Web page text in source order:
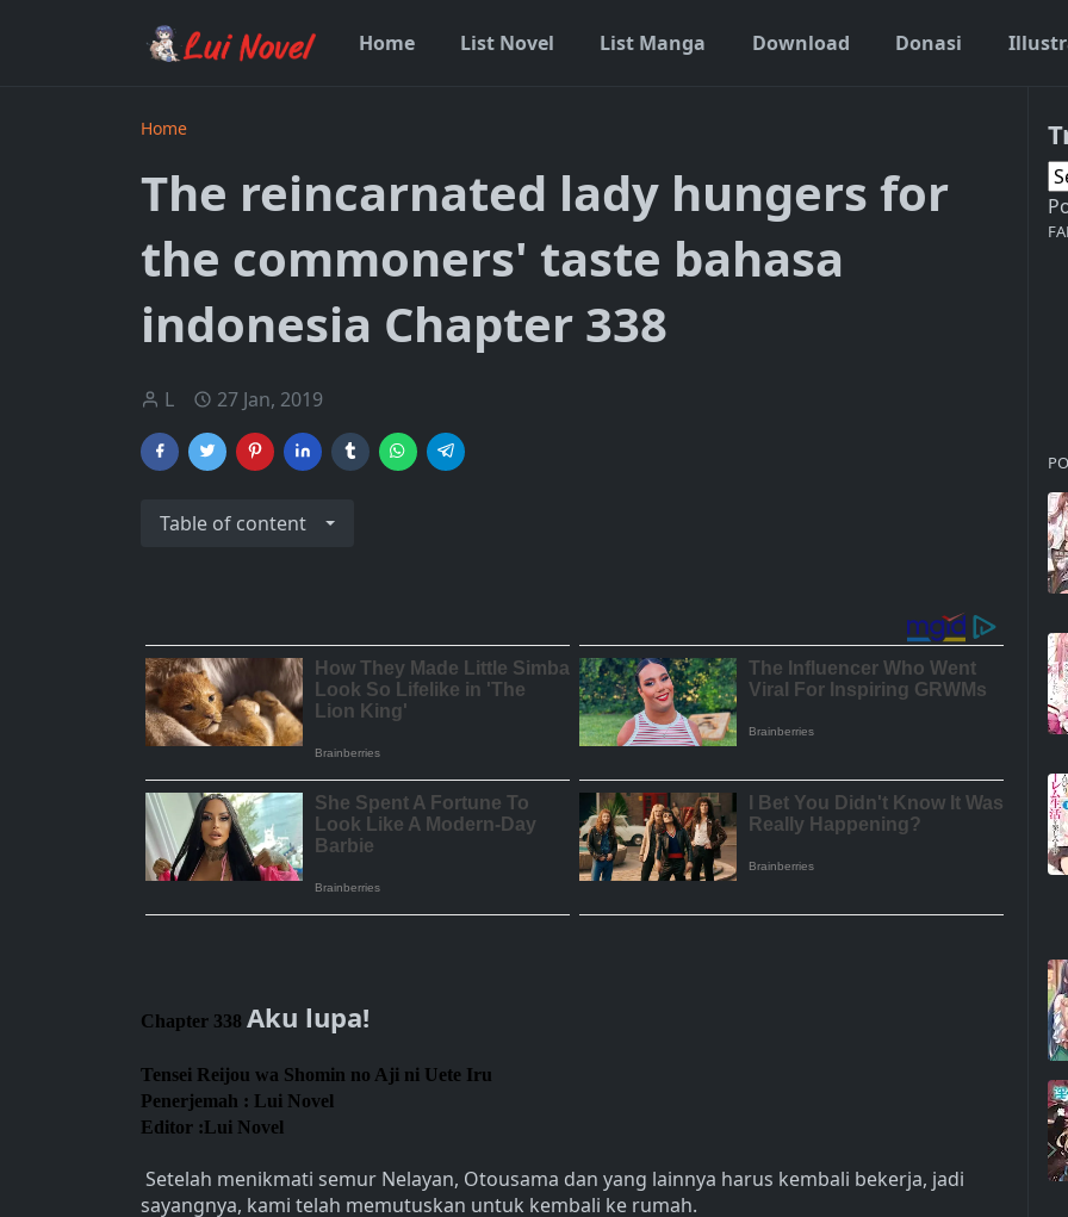
Home List Novel List Manga Download Donasi
Home
The reincarnated lady hungers for
the commoners' taste bahasa
indonesia Chapter 338
L 27 Jan, 2019
Table of content
Chapter 338 Aku lupa!
Tensei Reijou wa Shomin no Aji ni Uete Iru
Penerjemah : Lui Novel
Editor :Lui Novel
Setelah menikmati semur Nelayan, Otousama dan yang lainnya harus kembali bekerja, jadi
sayangnya, kami telah memutuskan untuk kembali ke rumah.